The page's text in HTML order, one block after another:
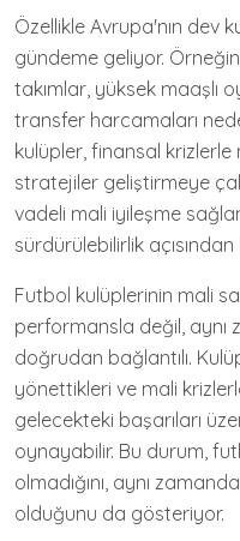
Özellikle Avrupa'nın dev
gündeme geliyor.
takımlar, yüksek maaşlı
transfer harcamaları
kulüpler, finansal
stratejiler geliştirmeye
vadeli mali iyileşme
sürdürülebilirlik
Futbol kulüplerinin mali
performansla değil,
doğrudan bağlantılı.
yönettikleri ve mali
gelecekteki başarıları
oynayabilir. Bu durum,
olmadığını, aynı
olduğunu da gösteriyor.